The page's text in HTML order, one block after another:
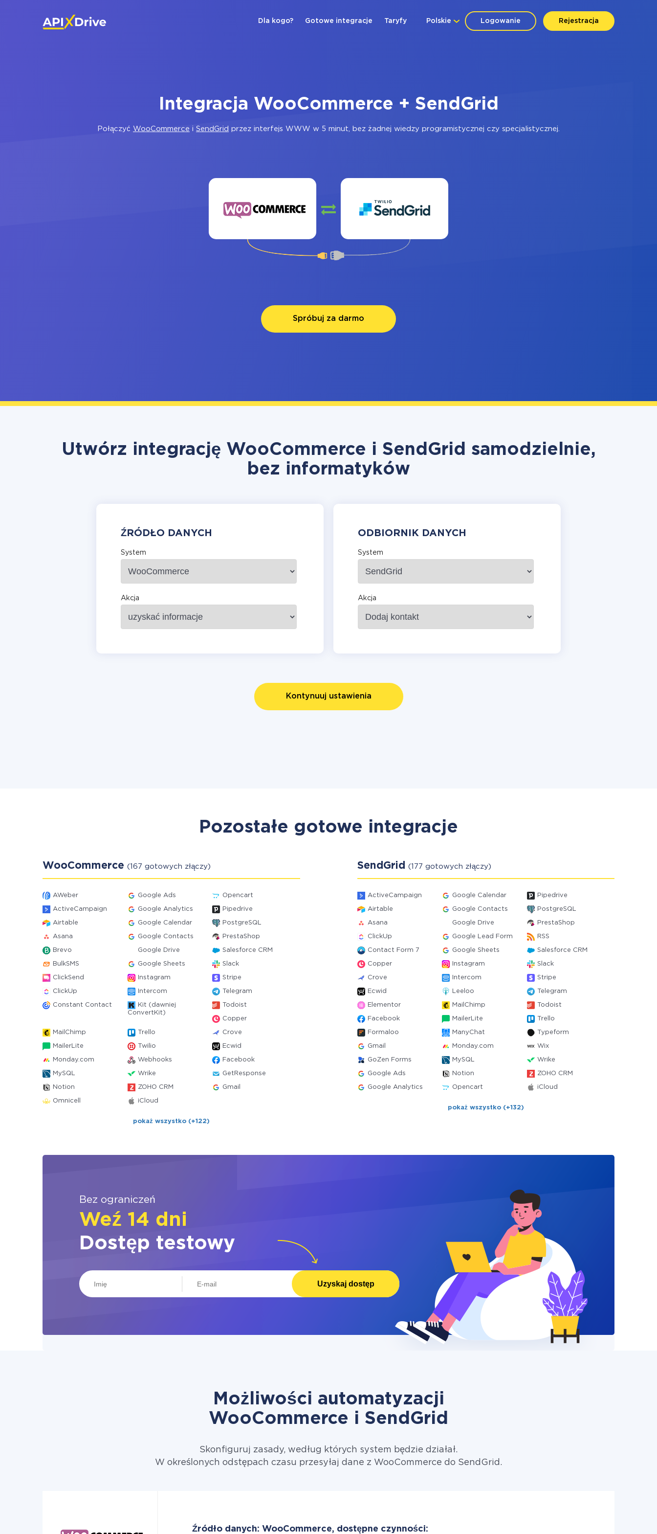
Logowanie Rejestracja
Polskie
Dla kogo? Gotowe integracje Taryfy
Integracja WooCommerce + SendGrid
Połączyć WooCommerce i SendGrid przez interfejs WWW w 5 minut, bez żadnej wiedzy programistycznej czy specjalistycznej.
Spróbuj za darmo
Utwórz integrację WooCommerce i SendGrid samodzielnie,
bez informatyków
ŹRÓDŁO DANYCH
System
Akcja
ODBIORNIK DANYCH
System
Akcja
Kontynuuj ustawienia
Pozostałe gotowe integracje
WooCommerce (167 gotowych złączy)
AWeber Google Ads Opencart
ActiveCampaign Google Analytics Pipedrive
Airtable Google Calendar PostgreSQL
Asana Google Contacts PrestaShop
Brevo Google Drive Salesforce CRM
BulkSMS Google Sheets Slack
ClickSend Instagram Stripe
ClickUp Intercom Telegram
Constant Contact
Kit (dawniej
ConvertKit)
Todoist
Copper
MailChimp Trello Crove
MailerLite Twilio Ecwid
Monday.com Webhooks Facebook
MySQL Wrike GetResponse
Notion ZOHO CRM Gmail
Omnicell iCloud
pokaż wszystko (+122)
SendGrid (177 gotowych złączy)
ActiveCampaign Google Calendar Pipedrive
Airtable Google Contacts PostgreSQL
Asana Google Drive PrestaShop
ClickUp Google Lead Form RSS
Contact Form 7 Google Sheets Salesforce CRM
Copper Instagram Slack
Crove Intercom Stripe
Ecwid Leeloo Telegram
Elementor MailChimp Todoist
Facebook MailerLite Trello
Formaloo ManyChat Typeform
Gmail Monday.com Wix
GoZen Forms MySQL Wrike
Google Ads Notion ZOHO CRM
Google Analytics Opencart iCloud
pokaż wszystko (+132)
Bez ograniczeń
Weź 14 dni
Dostęp testowy
Uzyskaj dostęp
Możliwości automatyzacji
WooCommerce i SendGrid
Skonfiguruj zasady, według których system będzie działał.
W określonych odstępach czasu przesyłaj dane z WooCommerce do SendGrid.
Źródło danych: WooCommerce, dostępne czynności: